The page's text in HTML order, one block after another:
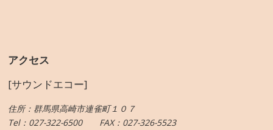
アクセス
[サウンドエコー]
住所：群馬県高崎市連雀町１０７
Tel：027-322-6500 FAX：027-326-5523